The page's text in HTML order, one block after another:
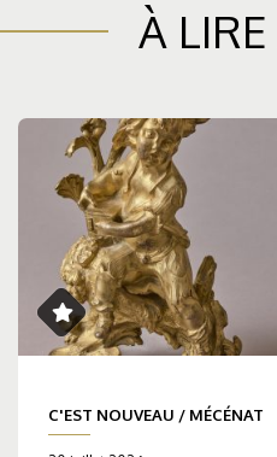
À
C'EST NOUVEAU / MÉCÉNAT